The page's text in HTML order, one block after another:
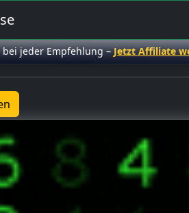
jeder Empfehlung –Jetzt Affiliate